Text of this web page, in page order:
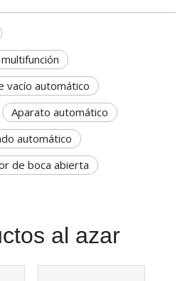
vacío automático
Aparato automático
automático
de boca abierta
al azar